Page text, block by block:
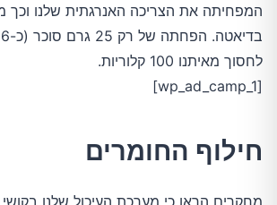
המפחיתה את הצריכה האנרגתית שלנו וכך
לחסוך מאיתנו 100 קלוריות.
[wp_ad_camp_1]
חילוף החומרים
מחקרים הראו כי מערכת העיכול שלנו